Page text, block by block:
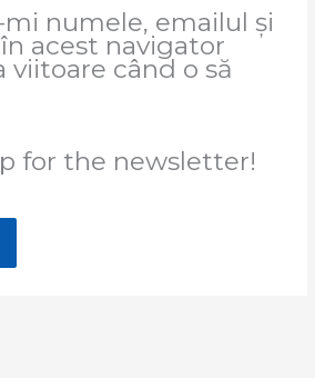
mi numele, emailul și
acest navigator
viitoare când o să
for the newsletter!